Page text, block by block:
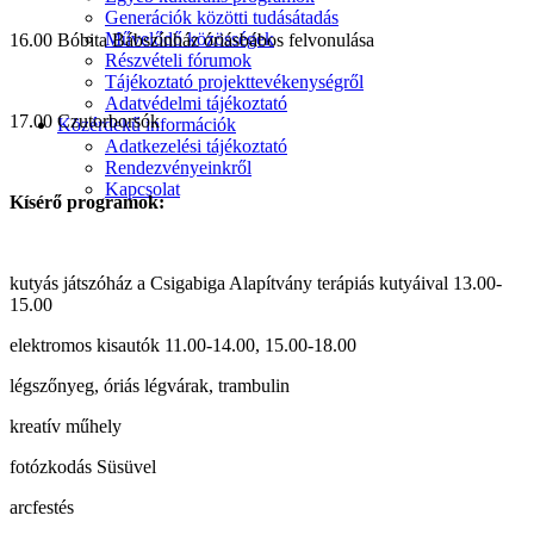
Generációk közötti tudásátadás
Művelődő közösségek
Részvételi fórumok
Tájékoztató projekttevékenységről
Adatvédelmi tájékoztató
Közérdekű információk
Adatkezelési tájékoztató
Rendezvényeinkről
Kapcsolat
16.00 Bóbita Bábszínház óriásbábos felvonulása
17.00 Czutorborsók
Kísérő programok:
kutyás játszóház a Csigabiga Alapítvány terápiás kutyáival 13.00-
15.00
elektromos kisautók 11.00-14.00, 15.00-18.00
légszőnyeg, óriás légvárak, trambulin
kreatív műhely
fotózkodás Süsüvel
arcfestés